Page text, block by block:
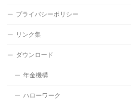
プライバシーポリシー
リンク集
ダウンロード
年金機構
ハローワーク